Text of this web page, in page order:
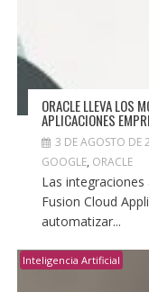
ORACLE LLEVA LOS
APLICACIONES
3 DE AGOSTO DE
GOOGLE, ORACLE
Las
Fusion Cloud
automatizar...
Inteligencia Artificial